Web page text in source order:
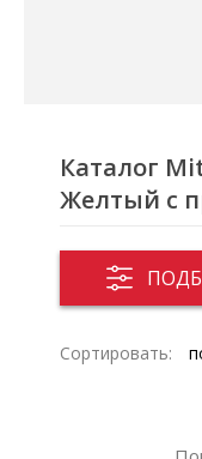
Каталог
Желтый с
Сортировать: